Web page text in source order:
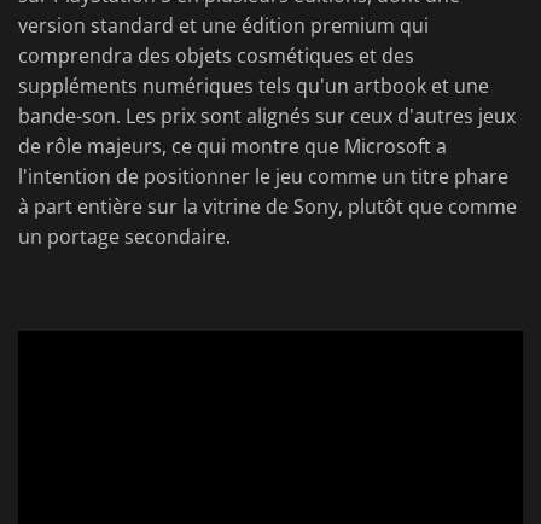
version standard et une édition premium qui
comprendra des objets cosmétiques et des
suppléments numériques tels qu'un artbook et une
bande-son. Les prix sont alignés sur ceux d'autres jeux
de rôle majeurs, ce qui montre que Microsoft a
l'intention de positionner le jeu comme un titre phare
à part entière sur la vitrine de Sony, plutôt que comme
un portage secondaire.